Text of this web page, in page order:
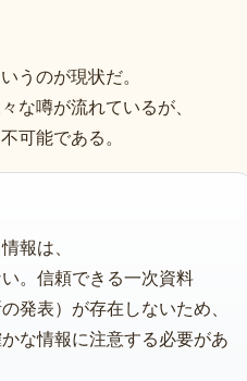
うのが現状だ。
な噂が流れているが、
可能である。
報は、
。信頼できる一次資料
発表）が存在しないため、
な情報に注意する必要があ